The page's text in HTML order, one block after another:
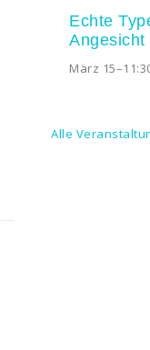
Echte
Angesicht
März
Alle